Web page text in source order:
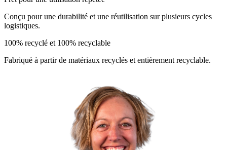
Conçu pour une durabilité et une réutilisation sur plusieurs cycles
logistiques.
100% recyclé et 100% recyclable
Fabriqué à partir de matériaux recyclés et entièrement recyclable.